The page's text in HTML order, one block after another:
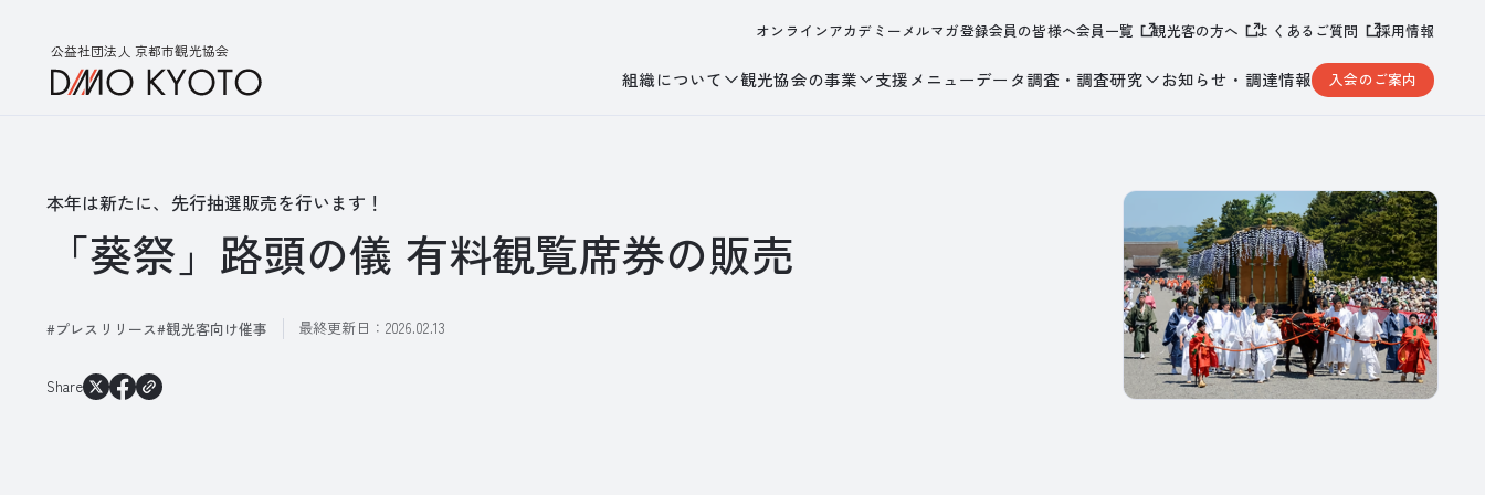
オンラインアカデミーメルマガ登録会員の皆様へ会員一覧 観光客の方へ よくあるご質問 採用情報
公益社団法人 京都市観光協会
組織について 観光協会の事業 支援メニューデータ調査・調査研究 お知らせ・調達情報 入会のご案内
本年は新たに、先行抽選販売を行います！
「葵祭」路頭の儀 有料観覧席券の販売
プレスリリース 観光客向け催事 最終更新日： 2026.02.13
Share